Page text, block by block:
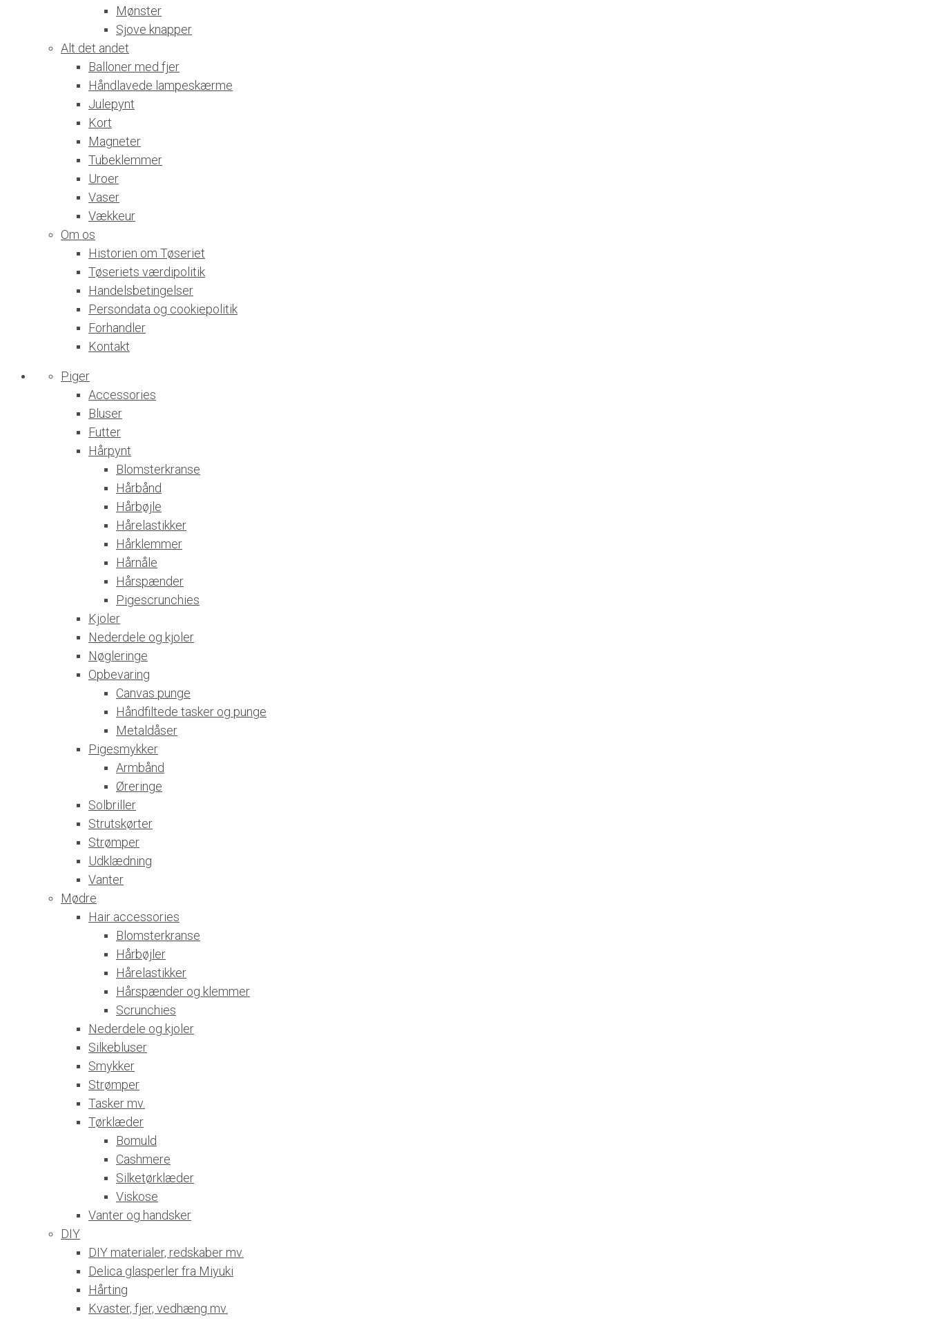
Mønster
Sjove knapper
Alt det andet
Balloner med fjer
Håndlavede lampeskærme
Julepynt
Kort
Magneter
Tubeklemmer
Uroer
Vaser
Vækkeur
Om os
Historien om Tøseriet
Tøseriets værdipolitik
Handelsbetingelser
Persondata og cookiepolitik
Forhandler
Kontakt
Piger
Accessories
Bluser
Futter
Hårpynt
Blomsterkranse
Hårbånd
Hårbøjle
Hårelastikker
Hårklemmer
Hårnåle
Hårspænder
Pigescrunchies
Kjoler
Nederdele og kjoler
Nøgleringe
Opbevaring
Canvas punge
Håndfiltede tasker og punge
Metaldåser
Pigesmykker
Armbånd
Øreringe
Solbriller
Strutskørter
Strømper
Udklædning
Vanter
Mødre
Hair accessories
Blomsterkranse
Hårbøjler
Hårelastikker
Hårspænder og klemmer
Scrunchies
Nederdele og kjoler
Silkebluser
Smykker
Strømper
Tasker mv.
Tørklæder
Bomuld
Cashmere
Silketørklæder
Viskose
Vanter og handsker
DIY
DIY materialer, redskaber mv.
Delica glasperler fra Miyuki
Hårting
Kvaster, fjer, vedhæng mv.